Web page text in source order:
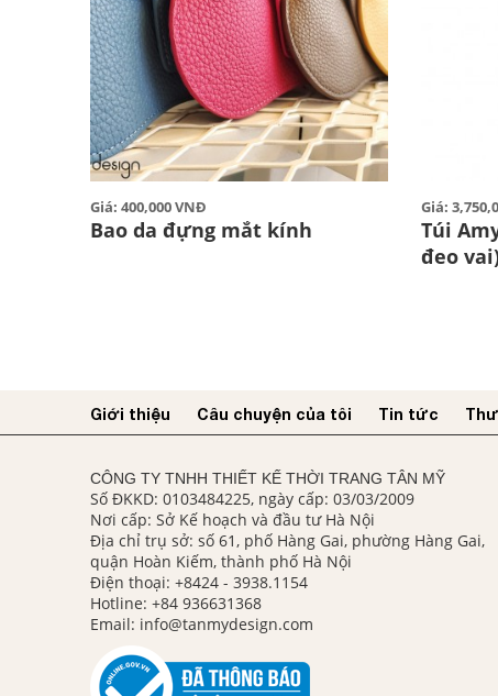
Giá: 400,000 VNĐ
Bao da đựng mắt kính
Giá:
Túi
đeo
Giới thiệu Câu chuyện của tôi Tin tức
CÔNG TY TNHH THIẾT KẾ THỜI TRANG TÂN MỸ
Số ĐKKD: 0103484225, ngày cấp: 03/03/2009
Nơi cấp: Sở Kế hoạch và đầu tư Hà Nội
Địa chỉ trụ sở: số 61, phố Hàng Gai, phường Hàng Gai,
quận Hoàn Kiếm, thành phố Hà Nội
Điện thoại: +8424 - 3938.1154
Hotline: +84 936631368
Email: info@tanmydesign.com